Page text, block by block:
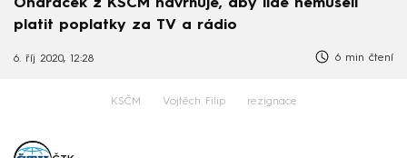
Ondráček z KSČM navrhuje, aby lidé nemuseli
platit poplatky za TV a rádio
6. říj 2020, 12:28 6 min čtení
KSČM Vojtěch Filip rezignace